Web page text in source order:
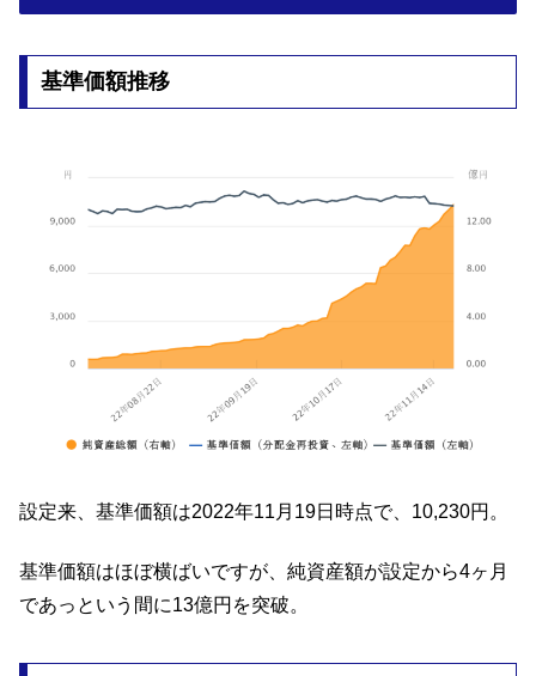
基準価額推移
設定来、基準価額は2022年11月19日時点で、10,230円。
基準価額はほぼ横ばいですが、純資産額が設定から4ヶ月
であっという間に13億円を突破。